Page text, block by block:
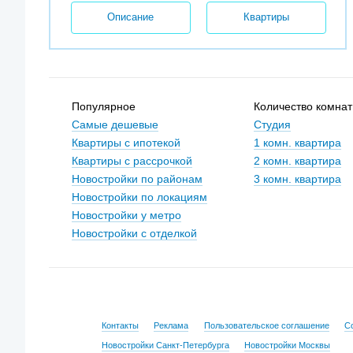
Описание Квартиры
Популярное
Самые дешевые
Квартиры с ипотекой
Квартиры с рассрочкой
Новостройки по районам
Новостройки по локациям
Новостройки у метро
Новостройки с отделкой
Количество комнат
Студия
1 комн. квартира
2 комн. квартира
3 комн. квартира
Контакты Реклама Пользовательское соглашение
Новостройки Санкт-Петербурга Новостройки Москвы